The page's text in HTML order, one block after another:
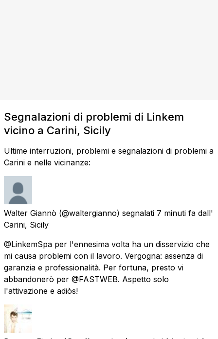
Segnalazioni di problemi di Linkem
vicino a Carini, Sicily
Ultime interruzioni, problemi e segnalazioni di problemi a
Carini e nelle vicinanze:
Walter Giannò (@waltergianno) segnalati 7 minuti fa dall'
Carini, Sicily
@LinkemSpa per l'ennesima volta ha un disservizio che
mi causa problemi con il lavoro. Vergogna: assenza di
garanzia e professionalità. Per fortuna, presto vi
abbandonerò per @FASTWEB. Aspetto solo
l'attivazione e adiòs!